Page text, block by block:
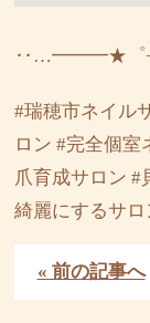
‥…━━━★゜
#瑞穂市ネイル
ロン #完全個室
爪育成サロン #
綺麗にするサ
« 前の記事へ